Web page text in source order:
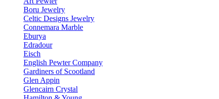
Boru Jewelry
Celtic Designs Jewelry
Connemara Marble
Eburya
Edradour
Eisch
English Pewter Company
Gardiners of Scootland
Glen Appin
Glencairn Crystal